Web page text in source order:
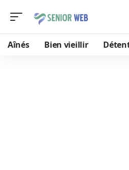
Aînés Bien vieillir